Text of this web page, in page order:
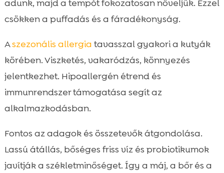
adunk, majd a tempót fokozatosan növeljük. Ezzel
csökken a puffadás és a fáradékonyság.
Aszezonális allergia tavasszal gyakori a kutyák
körében. Viszketés, vakaródzás, könnyezés
jelentkezhet. Hipoallergén étrend és
immunrendszer támogatása segít az
alkalmazkodásban.
Fontos az adagok és összetevők átgondolása.
Lassú átállás, bőséges friss víz és probiotikumok
javítják a székletminőséget. Így a máj, a bőr és a